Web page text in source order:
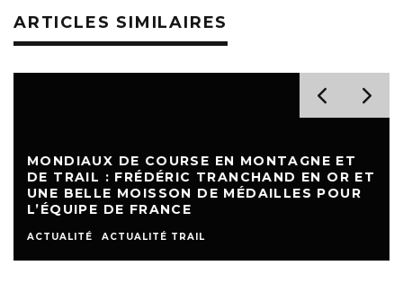
ARTICLES SIMILAIRES
MONDIAUX DE COURSE EN MONTAGNE ET
DE TRAIL : FRÉDÉRIC TRANCHAND EN OR ET
UNE BELLE MOISSON DE MÉDAILLES POUR
L’ÉQUIPE DE FRANCE
ACTUALITÉ ACTUALITÉ TRAIL